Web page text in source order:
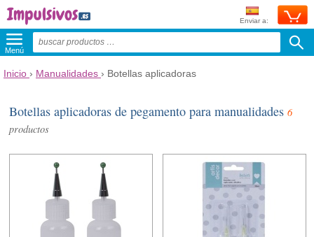
Enviar a:
Menú
Inicio › Manualidades › Botellas aplicadoras
Botellas aplicadoras de pegamento para manualidades6
productos